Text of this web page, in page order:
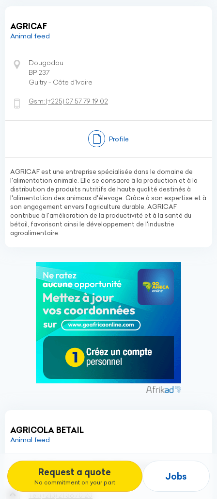
Request a quote
No commitment on your part
Jobs
AGRICAF
Animal feed
Dougodou
BP 237
Guitry - Côte d’Ivoire
Gsm:(+225) 07 57 79 19 02
Profile
AGRICAF est une entreprise spécialisée dans le domaine de
l'alimentation animale. Elle se consacre à la production et à la
distribution de produits nutritifs de haute qualité destinés à
l'alimentation des animaux d'élevage. Grâce à son expertise et à
son engagement envers l'agriculture durable, AGRICAF
contribue à l'amélioration de la productivité et à la santé du
bétail, favorisant ainsi le développement de l'industrie
agroalimentaire.
AGRICOLA BETAIL
Animal feed
Cité 602 logements Bt 10 n°32, Les Dunes
Cheraga - 16014 Chéraga - Algeria